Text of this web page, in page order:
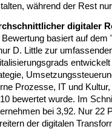
während der Rest
digitaler
Bewertung basiert auf
D. Little zur
Prozesse, IT und
bewertet wurde. Im
bei 3,92. Nur 22
der digitalen